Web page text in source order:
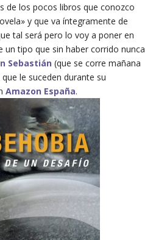
de los pocos libros que conozco
y que va íntegramente de
tal será pero lo voy a poner en
un tipo que sin haber corrido nunca
Sebastián (que se corre mañana
le suceden durante su
Amazon España.